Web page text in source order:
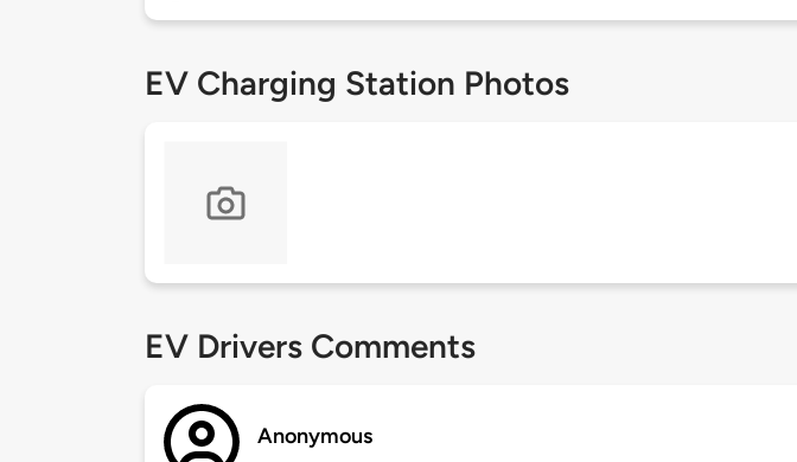
EV Charging Station Photos
EV Drivers Comments
Anonymous